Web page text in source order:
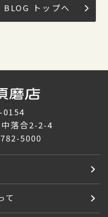
トップへ
0154
落合2-2-4
5000
て